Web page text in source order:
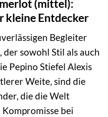
(mittel):
kleine Entdecker
Begleiter
sowohl Stil als auch
Pepino Stiefel Alexis
Weite, sind die
die die Welt
bei